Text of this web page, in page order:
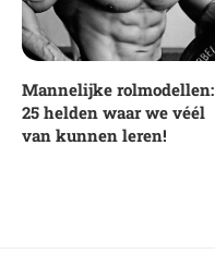
Mannelijke rolmodellen:
25 helden waar we véél
van kunnen leren!